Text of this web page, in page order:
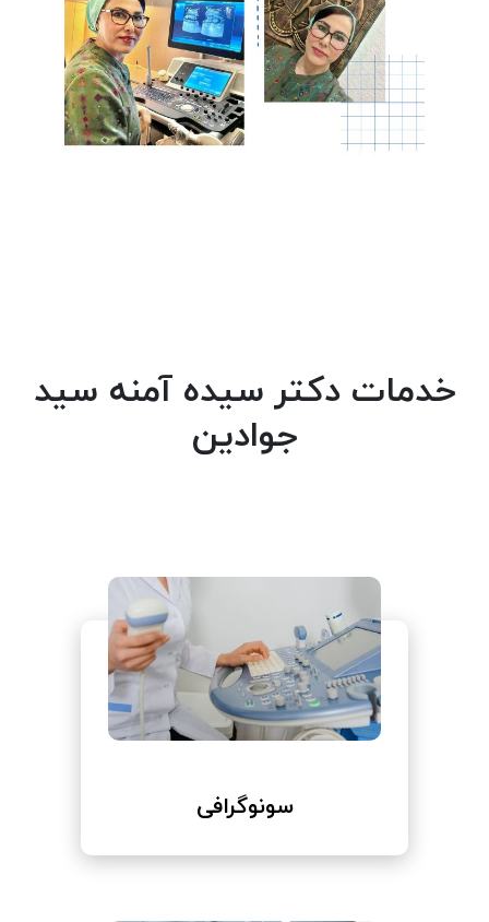
خدمات دکتر سیده آمنه سید
جوادین
سونوگرافی